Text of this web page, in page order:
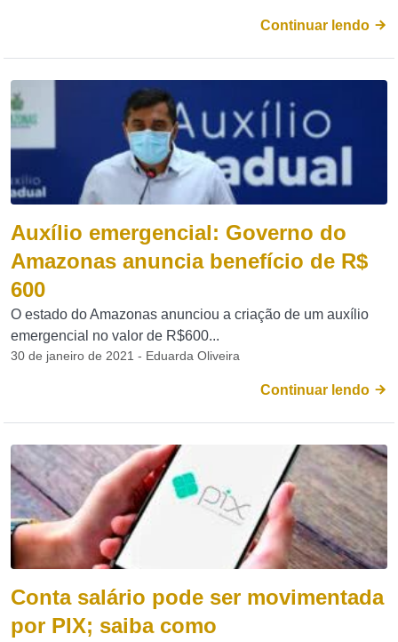
Continuar lendo
Auxílio emergencial: Governo do
Amazonas anuncia benefício de R$
600
O estado do Amazonas anunciou a criação de um auxílio
emergencial no valor de R$600...
30 de janeiro de 2021 - Eduarda Oliveira
Continuar lendo
Conta salário pode ser movimentada
por PIX; saiba como